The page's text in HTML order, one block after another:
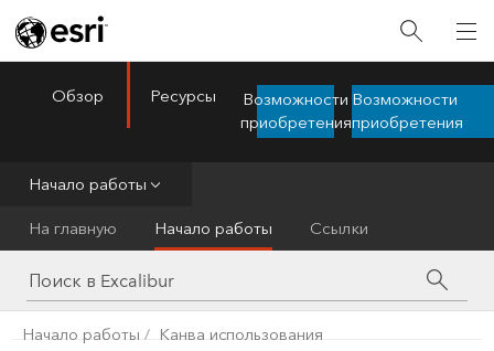
ArcGIS Excalibur
Обзор Ресурсы
Возможности
приобретения
Возможности
приобретения
Начало работы
На главную Начало работы Ссылки
Начало работы Канва использования